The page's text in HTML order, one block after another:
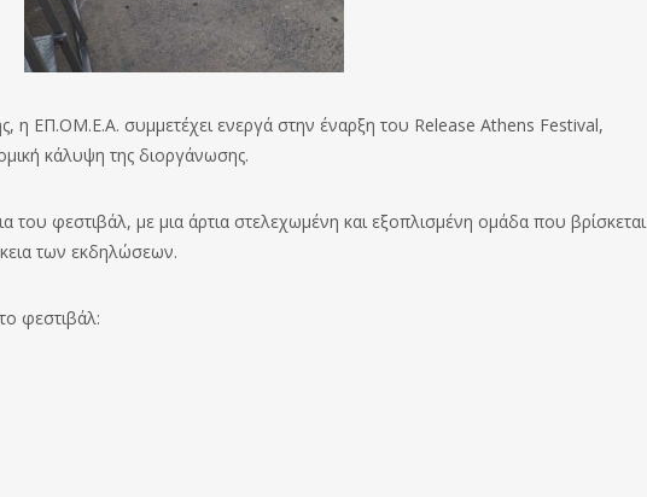
η ΕΠ.ΟΜ.Ε.Α. συμμετέχει ενεργά στην έναρξη του Release Athens Festival,
κάλυψη της διοργάνωσης.
του φεστιβάλ, με μια άρτια στελεχωμένη και εξοπλισμένη ομάδα που βρίσκεται
των εκδηλώσεων.
φεστιβάλ: